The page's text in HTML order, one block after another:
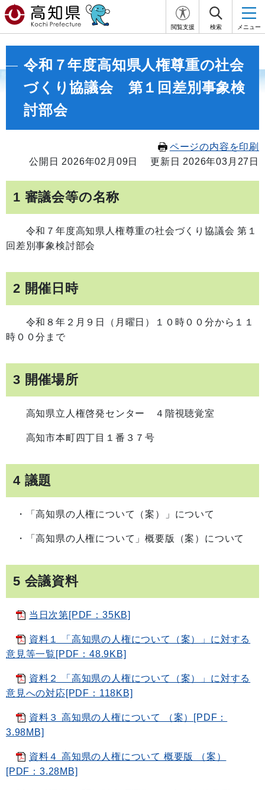
閲覧支援 検索 メニュー
令和７年度高知県人権尊重の社会
づくり協議会 第１回差別事象検
討部会
ページの内容を印刷
公開日 2026年02月09日
更新日 2026年03月27日
1 審議会等の名称
令和７年度高知県人権尊重の社会づくり協議会 第１
回差別事象検討部会
2 開催日時
令和８年２月９日（月曜日）１０時００分から１１
時００分まで
3 開催場所
高知県立人権啓発センター ４階視聴覚室
高知市本町四丁目１番３７号
4 議題
・「高知県の人権について（案）」について
・「高知県の人権について」概要版（案）について
5 会議資料
当日次第[PDF：35KB]
資料１ 「高知県の人権について（案）」に対する
意見等一覧[PDF：48.9KB]
資料２ 「高知県の人権について（案）」に対する
意見への対応[PDF：118KB]
資料３ 高知県の人権について （案）[PDF：
3.98MB]
資料４ 高知県の人権について 概要版 （案）
[PDF：3.28MB]